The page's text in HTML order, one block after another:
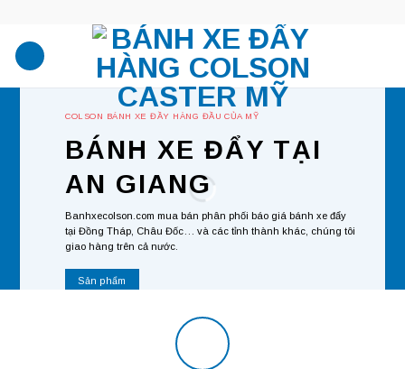
content
COLSON BÁNH XE ĐẦY HÀNG ĐẦU CỦA MỸ
BÁNH XE ĐẨY TẠI
AN GIANG
Banhxecolson.com mua bán phân phối báo giá bánh xe đẩy
tại Đồng Tháp, Châu Đốc… và các tỉnh thành khác, chúng tôi
giao hàng trên cả nước.
Sản phẩm